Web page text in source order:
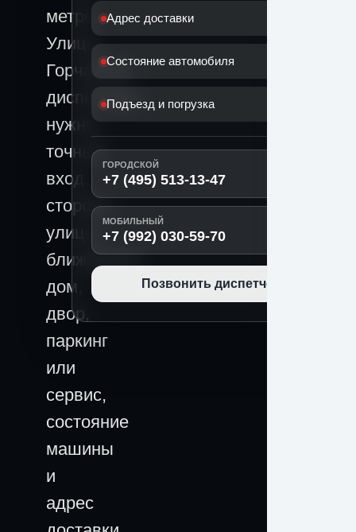
метро
Улица
Горчакова,
диспетчеру
нужны
точный
вход,
сторона
улицы,
ближайший
дом,
двор,
паркинг
или
сервис,
состояние
машины
и
адрес
Адрес доставки
Состояние автомобиля
Подъезд и погрузка
ГОРОДСКОЙ
+7 (495) 513-13-47
МОБИЛЬНЫЙ
+7 (992) 030-59-70
Позвонить диспетчеру